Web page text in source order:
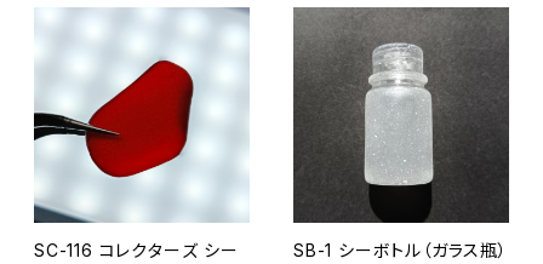
SC-116 コレクターズ シー
SB-1 シーボトル（ガラス瓶）